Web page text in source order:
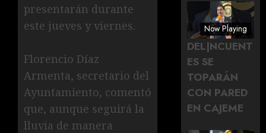
presentarán durante
este jueves y viernes.
Florencio Díaz
Armenta, secretario del
Ayuntamiento, comentó
que, aunque seguirá la
lluvia de manera
Now Playing
DEL|NCUENT
ES SE
TOPARÁN
CON PARED
EN CAJEME